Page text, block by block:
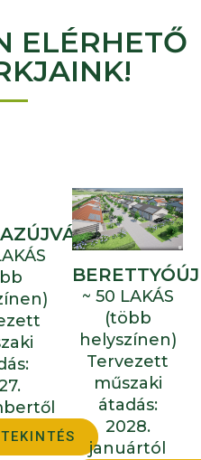
ELÉRHETŐ
~ 50 LAKÁS
(több
helyszínen)
Tervezett
műszaki
átadás:
2028.
januártól